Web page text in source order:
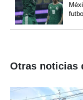
futbol
Otras noticias